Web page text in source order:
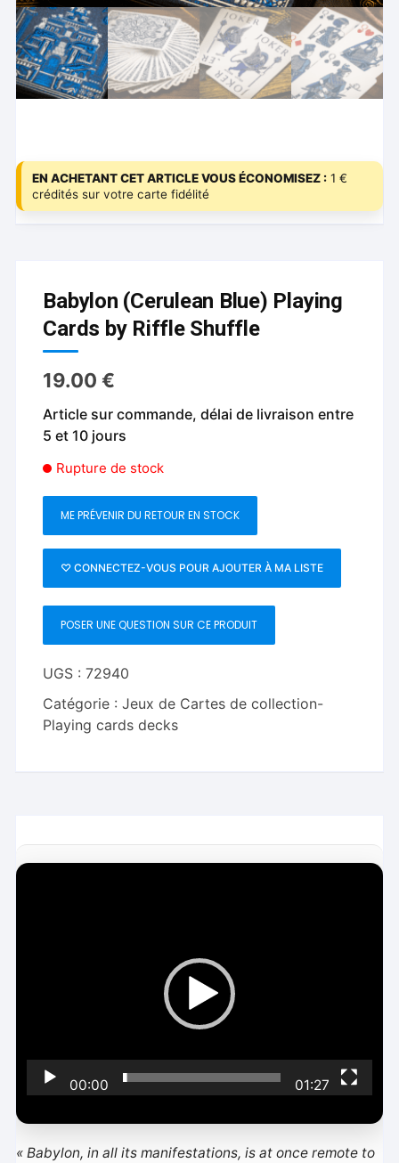
EN ACHETANT CET ARTICLE VOUS ÉCONOMISEZ : 1 €
crédités sur votre carte fidélité
Babylon (Cerulean Blue) Playing
Cards by Riffle Shuffle
19.00€
Article sur commande, délai de livraison entre
5 et 10 jours
Rupture de stock
ME PRÉVENIR DU RETOUR EN STOCK
♡ CONNECTEZ-VOUS POUR AJOUTER À MA LISTE
POSER UNE QUESTION SUR CE PRODUIT
UGS :72940
Catégorie :Jeux de Cartes de collection-
Playing cards decks
00:00 01:27
« Babylon, in all its manifestations, is at once remote to